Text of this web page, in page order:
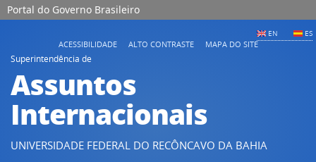
Portal do Governo Brasileiro
EN ES
ACESSIBILIDADE ALTO CONTRASTE
MAPA DO SITE
Superintendência de
Assuntos
Internacionais
UNIVERSIDADE FEDERAL DO RECÔNCAVO DA BAHIA